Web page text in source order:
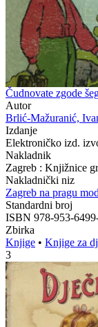
Čudnovate zgode
Autor
Brlić-Mažuranić,
Izdanje
Elektroničko izd.
Nakladnik
Zagreb : Knjižnice
Nakladnički niz
Zagreb na pragu
Standardni broj
ISBN 978-953-
Zbirka
Knjige • Knjige za
3